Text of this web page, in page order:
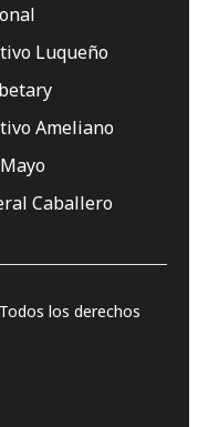
Luqueño
Ameliano
Caballero
los derechos